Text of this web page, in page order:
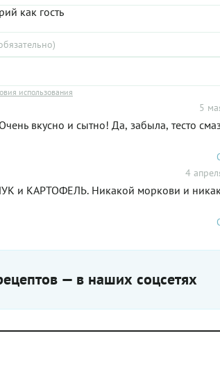
как гость
использования
5
вкусно и сытно! Да, забыла, тесто
4
и КАРТОФЕЛЬ. Никакой моркови и
— в наших соцсетях